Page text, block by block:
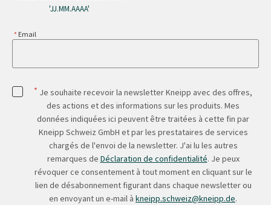
'JJ.MM.AAAA'
Email
* Je souhaite recevoir la newsletter Kneipp avec des offres,
des actions et des informations sur les produits. Mes
données indiquées ici peuvent être traitées à cette fin par
Kneipp Schweiz GmbH et par les prestataires de services
chargés de l'envoi de la newsletter. J'ai lu les autres
remarques de Déclaration de confidentialité. Je peux
révoquer ce consentement à tout moment en cliquant sur le
lien de désabonnement figurant dans chaque newsletter ou
en envoyant un e-mail à kneipp.schweiz@kneipp.de.